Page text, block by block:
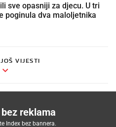
sve opasniji za djecu. U tri
poginula dva maloljetnika
VIJESTI
reklama
Index bez bannera.